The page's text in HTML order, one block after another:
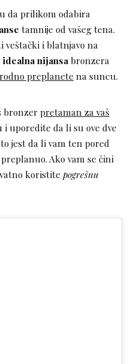
da prilikom odabira
tamnije od vašeg tena.
veštački i blatnjavo na
idealna nijansabronzera
preplanete na suncu.
bronzer pretaman za vaš
uporedite da li su ove dve
jest da li vam ten pored
Ako vam se čini
koristite pogrešnu